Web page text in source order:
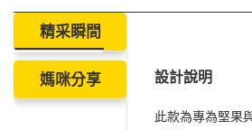
精采瞬間
媽咪分享 設計說明
此款為專為堅果